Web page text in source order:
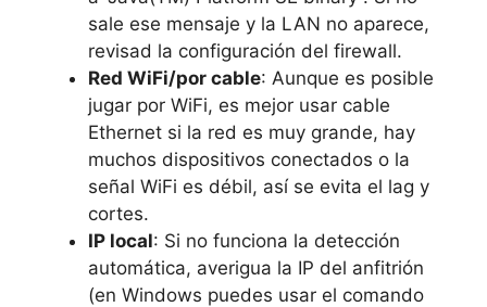
sale ese mensaje y la LAN no aparece,
revisad la configuración del firewall.
Red WiFi/por cable: Aunque es posible
jugar por WiFi, es mejor usar cable
Ethernet si la red es muy grande, hay
muchos dispositivos conectados o la
señal WiFi es débil, así se evita el lag y
cortes.
IP local: Si no funciona la detección
automática, averigua la IP del anfitrión
(en Windows puedes usar el comando